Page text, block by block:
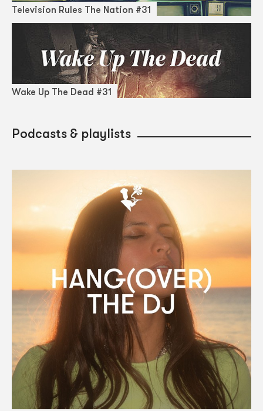
Television Rules The Nation #31
Wake Up The Dead #31
Podcasts & playlists